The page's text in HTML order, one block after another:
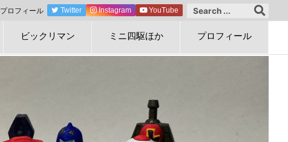
ビックリマン ミニ四駆ほか プロフィール
プロフィール Twitter Instagram YouTube